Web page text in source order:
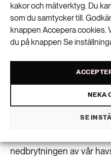
kakor och mätverktyg. Du
som du samtycker till.
knappen Accepera cookies.
du på knappen Se
NEKA
SE
Hassellöv.
Det pågår mycket
bränslen för sjöfarten.
väcker intresse för
tror hon att vi behöver bli
− Vi behöver fundera
nedbrytningen av vår